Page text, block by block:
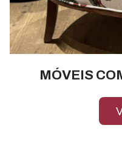
MÓVEIS